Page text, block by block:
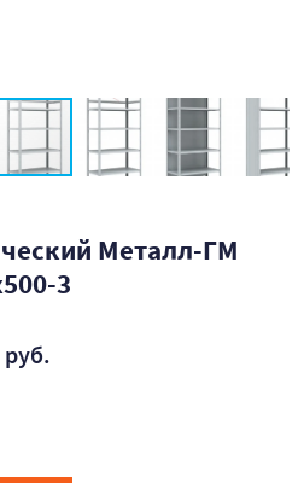
Металл-ГМ
3
руб.